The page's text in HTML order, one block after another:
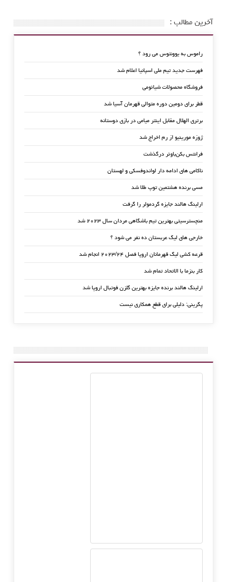
آخرین مطالب :
راموس به یوونتوس می رود ؟
فهرست جدید تیم ملی اسپانیا اعلام شد
فروشگاه محصولات شیائومی
قطر برای دومین دوره متوالی قهرمان آسیا شد
برتری الهلال مقابل اینتر میامی در بازی دوستانه
ژوزه مورینیو از رم اخراج شد
فرانتس بکن‌باوئر درگذشت
ناکامی های ادامه دار لواندوفسکی و لهستان
مسی برنده هشتمین توپ طلا شد
ارلینگ هالند جایزه گردمولر را گرفت
منچسترسیتی بهترین تیم باشگاهی مردان سال ۲۰۲۳ شد
خارجی های لیگ عربستان ده نفر می شود ؟
قرعه کشی لیگ قهرمانان اروپا فصل ۲۰۲۳/۲۴ انجام شد
کار بنزما با الاتحاد تمام شد
ارلینگ هالند برنده جایزه بهترین گلزن فوتبال اروپا شد
پگرینی: دلیلی برای قطع همکاری نیست